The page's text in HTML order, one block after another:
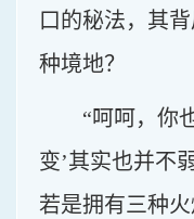
口的秘法，其
种境地？
“呵呵，你
变’其实也并不
若是拥有三种